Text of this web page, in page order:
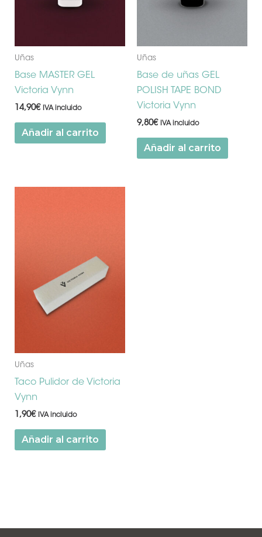
Uñas
Base MASTER GEL
Victoria Vynn
14,90€ IVA incluido
Añadir al carrito
Uñas
Base de uñas GEL
POLISH TAPE BOND
Victoria Vynn
9,80€ IVA incluido
Añadir al carrito
Uñas
Taco Pulidor de Victoria
Vynn
1,90€ IVA incluido
Añadir al carrito